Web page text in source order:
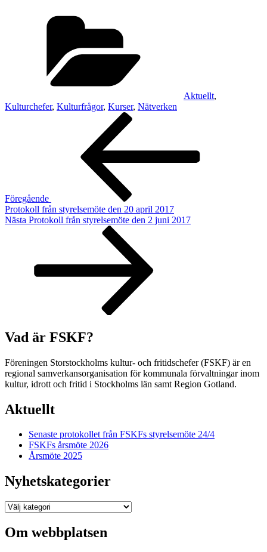
Aktuellt,
Kulturchefer, Kulturfrågor, Kurser, Nätverken
Inläggsnavigering
Föregående
Protokoll från styrelsemöte den 20 april 2017
Nästa
Nästa Protokoll från styrelsemöte den 2 juni 2017
Vad är FSKF?
Föreningen Storstockholms kultur- och fritidschefer (FSKF) är en
regional samverkansorganisation för kommunala förvaltningar inom
kultur, idrott och fritid i Stockholms län samt Region Gotland.
Aktuellt
Senaste protokollet från FSKFs styrelsemöte 24/4
FSKFs årsmöte 2026
Årsmöte 2025
Nyhetskategorier
Nyhetskategorier
Om webbplatsen